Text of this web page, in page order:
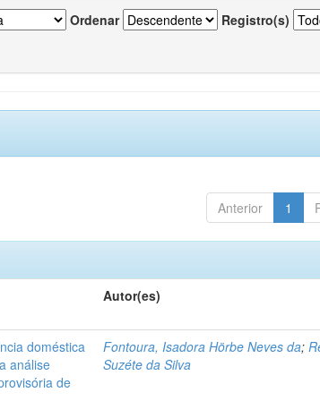
Ordenar Registro(s)
Anterior 1
Autor(es)
doméstica
análise
de
Fontoura, Isadora Hörbe Neves da;
Suzéte da Silva